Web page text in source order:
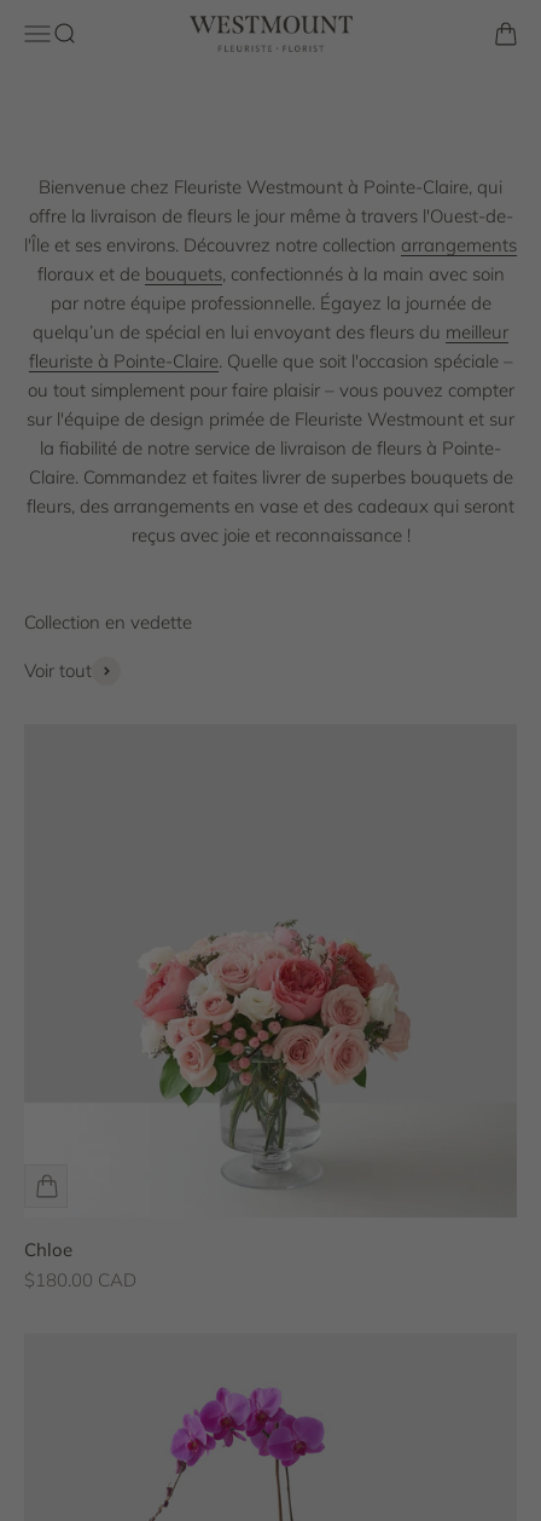
Ouvrir la navigation
Ouvrir la rechercheWestmount Florist Voir
Montréal et ses environs. Commande facile en ligne ou en
Bienvenue chez Fleuriste Westmount à Pointe-Claire, qui
offre la livraison de fleurs le jour même à travers l'Ouest-de-
l'Île et ses environs. Découvrez notre collection arrangements
floraux et de bouquets, confectionnés à la main avec soin
par notre équipe professionnelle. Égayez la journée de
quelqu’un de spécial en lui envoyant des fleurs du meilleur
fleuriste à Pointe-Claire. Quelle que soit l'occasion spéciale –
ou tout simplement pour faire plaisir – vous pouvez compter
sur l'équipe de design primée de Fleuriste Westmount et sur
la fiabilité de notre service de livraison de fleurs à Pointe-
Claire. Commandez et faites livrer de superbes bouquets de
fleurs, des arrangements en vase et des cadeaux qui seront
reçus avec joie et reconnaissance !
Voir tout
Chloe
Prix de vente
$180.00 CAD